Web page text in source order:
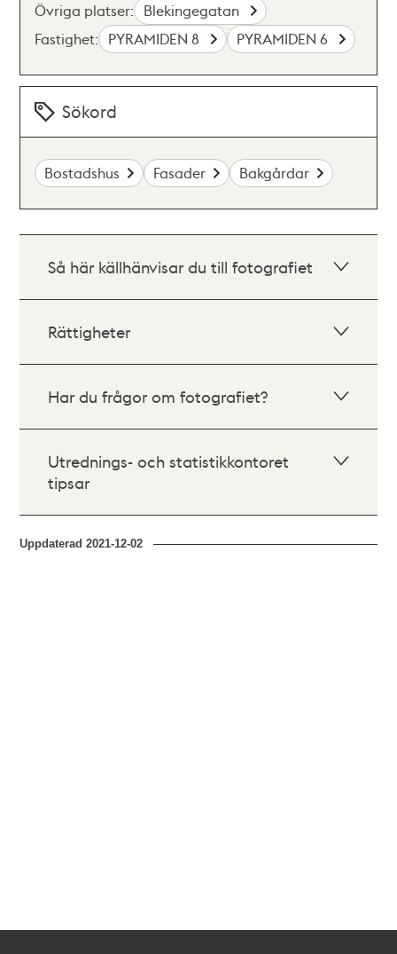
Övriga platser: Blekingegatan
Fastighet: PYRAMIDEN 8 PYRAMIDEN 6
Sökord
Bostadshus Fasader Bakgårdar
Så här källhänvisar du till fotografiet
Rättigheter
Har du frågor om fotografiet?
Utrednings- och statistikkontoret
tipsar
Uppdaterad2021-12-02